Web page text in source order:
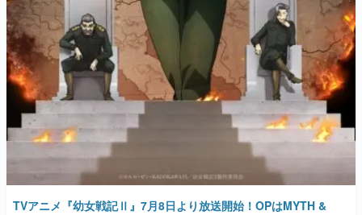
TVアニメ『幼女戦記Ⅱ』7月8日より放送開始！OPはMYTH &